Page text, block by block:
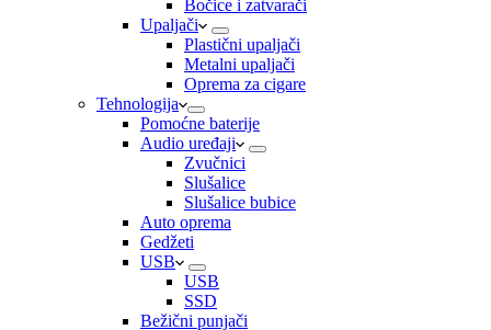
Bočice i zatvarači
Upaljači
Plastični upaljači
Metalni upaljači
Oprema za cigare
Tehnologija
Pomoćne baterije
Audio uređaji
Zvučnici
Slušalice
Slušalice bubice
Auto oprema
Gedžeti
USB
USB
SSD
Bežični punjači